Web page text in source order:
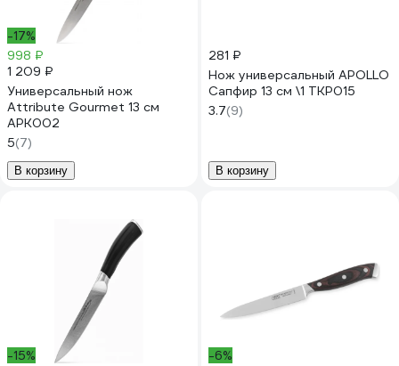
-17%
998 ₽
1 209 ₽
Универсальный нож
Attribute Gourmet 13 см
APK002
5(7)
В корзину
281 ₽
Нож универсальный APOLLO
Сапфир 13 см \1 TKP015
3.7(9)
В корзину
-15%
-6%